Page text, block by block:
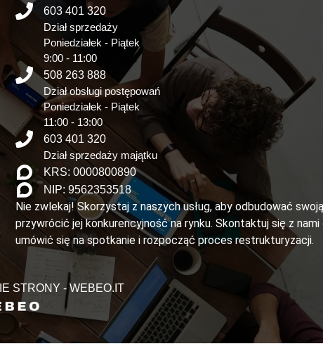
603 401 320
Dział sprzedaży
Poniedziałek - Piątek
9:00 - 11:00
508 263 888
Dział obsługi postępowań
Poniedziałek - Piątek
11:00 - 13:00
603 401 320
Dział sprzedaży majątku
KRS: 0000800890
NIP: 9562353518
Nie zwlekaj! Skorzystaj z naszych usług, aby odbudować
przywrócić jej konkurencyjność na rynku. Skontaktuj się z nami
umówić się na spotkanie i rozpocząć proces restrukturyzacji.
STRONY - WEBEO.IT